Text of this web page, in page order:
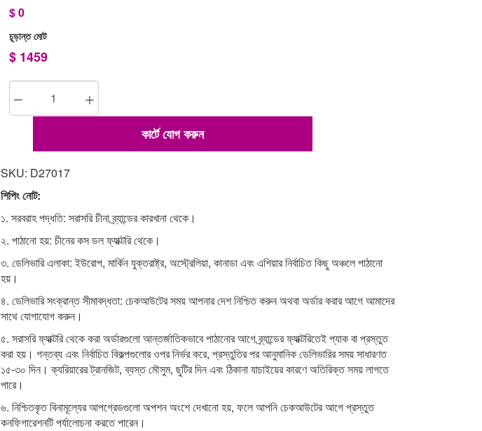
$0
চূড়ান্ত মোট
$ 1459
কার্টে যোগ করুন
SKU: D27017
শিপিং নোট:
১. সরবরাহ পদ্ধতি: সরাসরি চীনা ব্র্যান্ডের কারখানা থেকে।
২. পাঠানো হয়: চীনের কস ডল ফ্যাক্টরি থেকে।
৩. ডেলিভারি এলাকা: ইউরোপ, মার্কিন যুক্তরাষ্ট্র, অস্ট্রেলিয়া, কানাডা এবং এশিয়ার নির্বাচিত কিছু অঞ্চলে পাঠানো
হয়।
৪. ডেলিভারি সংক্রান্ত সীমাবদ্ধতা: চেকআউটের সময় আপনার দেশ নিশ্চিত করুন অথবা অর্ডার করার আগে আমাদের
সাথে যোগাযোগ করুন।
৫. সরাসরি ফ্যাক্টরি থেকে করা অর্ডারগুলো আন্তর্জাতিকভাবে পাঠানোর আগে ব্র্যান্ডের ফ্যাক্টরিতেই প্যাক বা প্রস্তুত
করা হয়। গন্তব্য এবং নির্বাচিত বিকল্পগুলোর ওপর নির্ভর করে, প্রস্তুতির পর আনুমানিক ডেলিভারির সময় সাধারণত
১৫-৩০ দিন। ক্যরিয়ারের ট্রানজিট, ব্যস্ত মৌসুম, ছুটির দিন এবং ঠিকানা যাচাইয়ের কারণে অতিরিক্ত সময় লাগতে
পারে।
৬. নিশ্চিতকৃত বিনামূল্যের আপগ্রেডগুলো অপশন অংশে দেখানো হয়, ফলে আপনি চেকআউটের আগে প্রস্তুত
কনফিগারেশনটি পর্যালোচনা করতে পারেন।